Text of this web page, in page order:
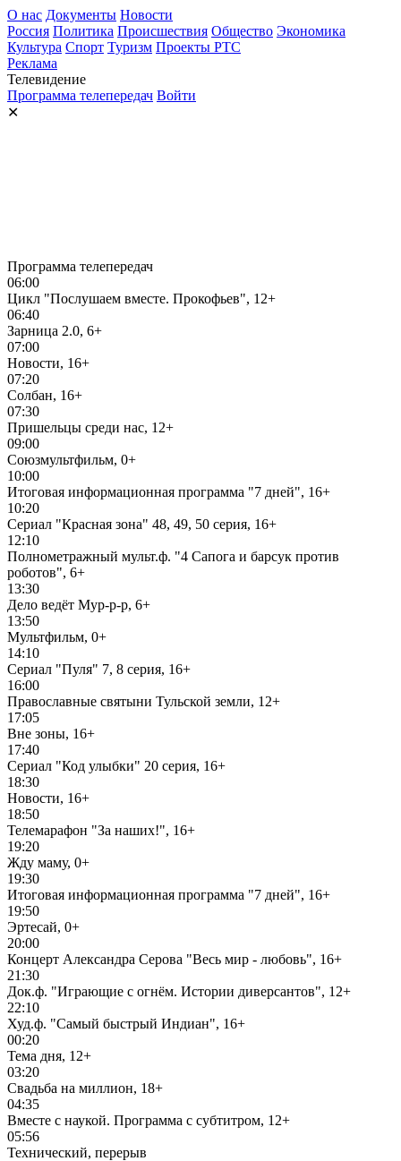
О нас Документы Новости
Россия Политика Происшествия Общество Экономика
Культура Спорт Туризм Проекты РТС
Реклама
Телевидение
Программа телепередач Войти
✕
Программа телепередач
06:00
Цикл "Послушаем вместе. Прокофьев", 12+
06:40
Зарница 2.0, 6+
07:00
Новости, 16+
07:20
Солбан, 16+
07:30
Пришельцы среди нас, 12+
09:00
Союзмультфильм, 0+
10:00
Итоговая информационная программа "7 дней", 16+
10:20
Сериал "Красная зона" 48, 49, 50 серия, 16+
12:10
Полнометражный мульт.ф. "4 Сапога и барсук против
роботов", 6+
13:30
Дело ведёт Мур-р-р, 6+
13:50
Мультфильм, 0+
14:10
Сериал "Пуля" 7, 8 серия, 16+
16:00
Православные святыни Тульской земли, 12+
17:05
Вне зоны, 16+
17:40
Сериал "Код улыбки" 20 серия, 16+
18:30
Новости, 16+
18:50
Телемарафон "За наших!", 16+
19:20
Жду маму, 0+
19:30
Итоговая информационная программа "7 дней", 16+
19:50
Эртесай, 0+
20:00
Концерт Александра Серова "Весь мир - любовь", 16+
21:30
Док.ф. "Играющие с огнём. Истории диверсантов", 12+
22:10
Худ.ф. "Самый быстрый Индиан", 16+
00:20
Тема дня, 12+
03:20
Свадьба на миллион, 18+
04:35
Вместе с наукой. Программа с субтитром, 12+
05:56
Технический, перерыв